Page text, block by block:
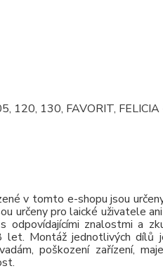
120, 130, FAVORIT,
v tomto e-shopu jsou
určeny pro laické uživatele
odpovídajícími znalostmi a
Montáž jednotlivých dílů
poškození zařízení,